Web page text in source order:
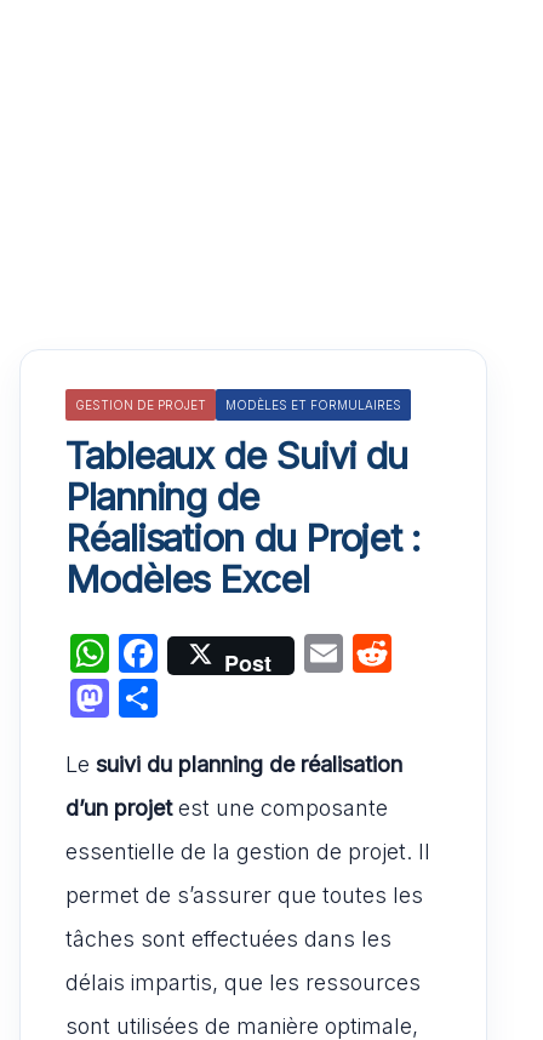
GESTION DE PROJET MODÈLES ET FORMULAIRES
Tableaux de Suivi du
Planning de
Réalisation du Projet :
Modèles Excel
W
h
at
s
A
p
p
F
a
e
b
o
o
k
Post
E
l
di
M
st
o
d
o
n
ta
g
er
Le suivi du planning de réalisation
d’un projetest une composante
essentielle de la gestion de projet. Il
permet de s’assurer que toutes les
tâches sont effectuées dans les
délais impartis, que les ressources
sont utilisées de manière optimale,